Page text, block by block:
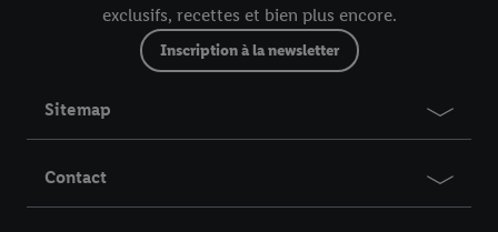
exclusifs, recettes et bien plus encore.
Inscription à la newsletter
Sitemap
Contact